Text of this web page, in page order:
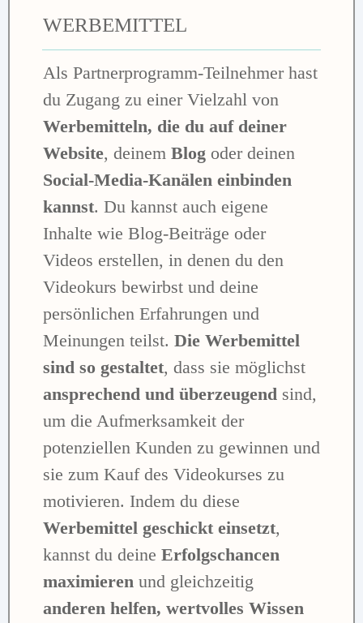
WERBEMITTEL
Als Partnerprogramm-Teilnehmer hast
du Zugang zu einer Vielzahl von
Werbemitteln, die du auf deiner
Website, deinem Blog oder deinen
Social-Media-Kanälen einbinden
kannst. Du kannst auch eigene
Inhalte wie Blog-Beiträge oder
Videos erstellen, in denen du den
Videokurs bewirbst und deine
persönlichen Erfahrungen und
Meinungen teilst. Die Werbemittel
sind so gestaltet, dass sie möglichst
ansprechend und überzeugend sind,
um die Aufmerksamkeit der
potenziellen Kunden zu gewinnen und
sie zum Kauf des Videokurses zu
motivieren. Indem du diese
Werbemittel geschickt einsetzt,
kannst du deine Erfolgschancen
maximieren und gleichzeitig
anderen helfen, wertvolles Wissen